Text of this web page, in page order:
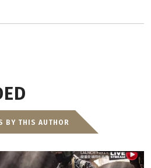
BY THIS AUTHOR